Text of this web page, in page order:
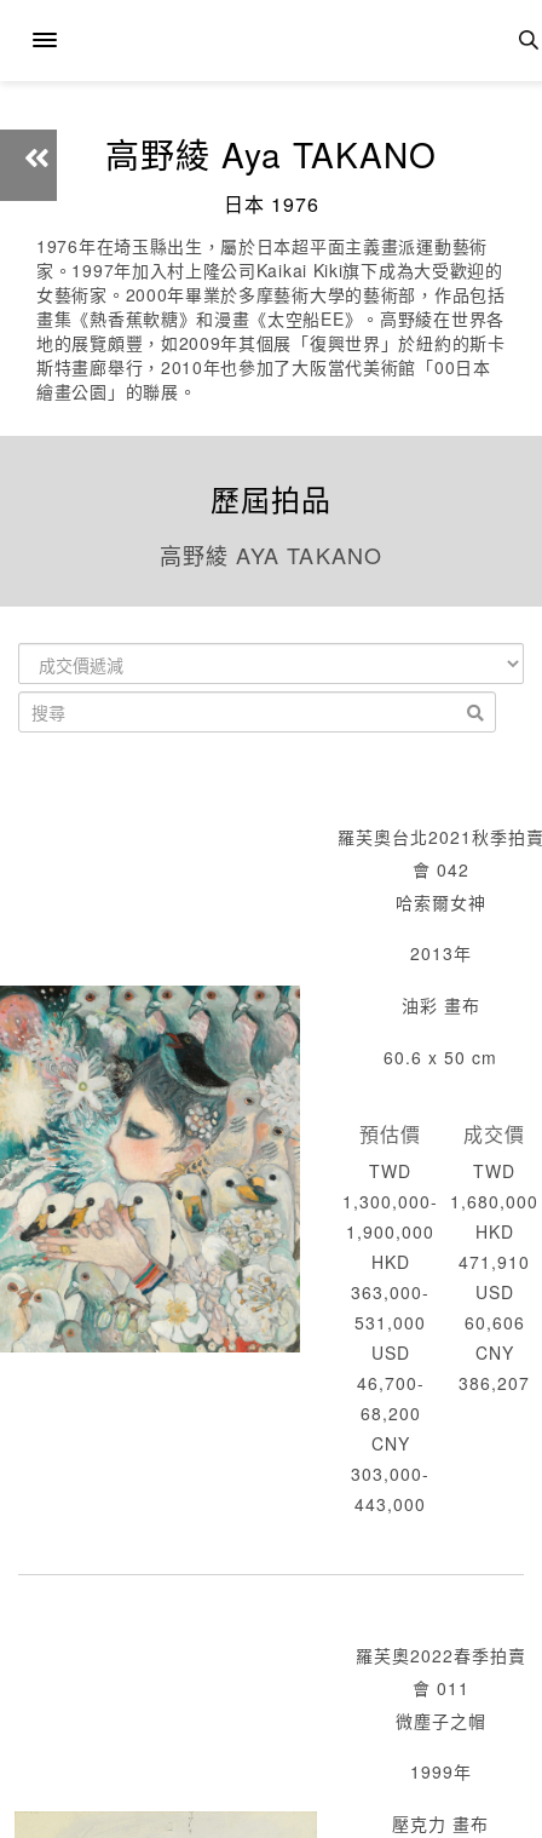
高野綾 Aya TAKANO
日本 1976
1976年在埼玉縣出生，屬於日本超平面主義畫派運動藝術
家。1997年加入村上隆公司Kaikai Kiki旗下成為大受歡迎的
女藝術家。2000年畢業於多摩藝術大學的藝術部，作品包括
畫集《熱香蕉軟糖》和漫畫《太空船EE》。高野綾在世界各
地的展覽頗豐，如2009年其個展「復興世界」於紐約的斯卡
斯特畫廊舉行，2010年也參加了大阪當代美術館「00日本
繪畫公園」的聯展。
歷屆拍品
高野綾 AYA TAKANO
羅芙奧台北2021秋季拍
會 042
哈索爾女神
2013年
油彩 畫布
60.6 x 50 cm
預估價
TWD
1,300,000-
1,900,000
HKD
363,000-
531,000
USD
46,700-
68,200
CNY
303,000-
443,000
成交價
TWD
1,680,000
HKD
471,910
USD
60,606
CNY
386,207
羅芙奧2022春季拍賣
會 011
微塵子之帽
1999年
壓克力 畫布